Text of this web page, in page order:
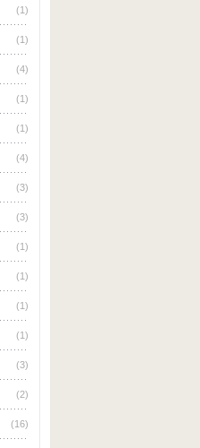
(1)
(1)
(4)
(1)
(1)
(4)
(3)
(3)
(1)
(1)
(1)
(1)
(3)
(2)
(16)